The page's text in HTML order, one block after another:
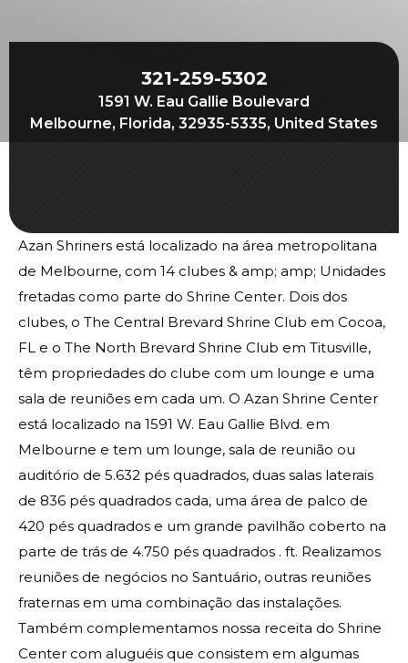
Define Your Path
Our Connection with Freemasonry
News & Events
Member Center
Education
SIEF Programs
Contacte-nos
321-259-5302
1591 W. Eau Gallie Boulevard
Melbourne, Florida, 32935-5335, United States
Azan Shriners está localizado na área metropolitana
de Melbourne, com 14 clubes & amp; amp; Unidades
fretadas como parte do Shrine Center. Dois dos
clubes, o The Central Brevard Shrine Club em Cocoa,
FL e o The North Brevard Shrine Club em Titusville,
têm propriedades do clube com um lounge e uma
sala de reuniões em cada um. O Azan Shrine Center
está localizado na 1591 W. Eau Gallie Blvd. em
Melbourne e tem um lounge, sala de reunião ou
auditório de 5.632 pés quadrados, duas salas laterais
de 836 pés quadrados cada, uma área de palco de
420 pés quadrados e um grande pavilhão coberto na
parte de trás de 4.750 pés quadrados . ft. Realizamos
reuniões de negócios no Santuário, outras reuniões
fraternas em uma combinação das instalações.
Também complementamos nossa receita do Shrine
Center com aluguéis que consistem em algumas